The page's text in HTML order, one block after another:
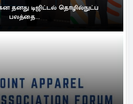
தனது டிஜிட்டல் தொழில்நுட்ப
பலத்தை...